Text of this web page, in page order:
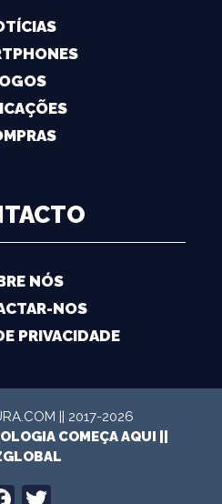
NÓS
NOS
PRIVACIDADE
|| 2017-2026
COMEÇA AQUI ||